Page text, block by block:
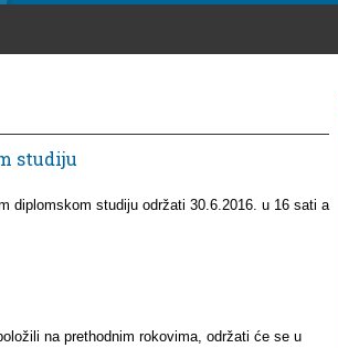
studiju
diplomskom studiju održati 30.6.2016. u 16 sati a
na prethodnim rokovima, održati će se u